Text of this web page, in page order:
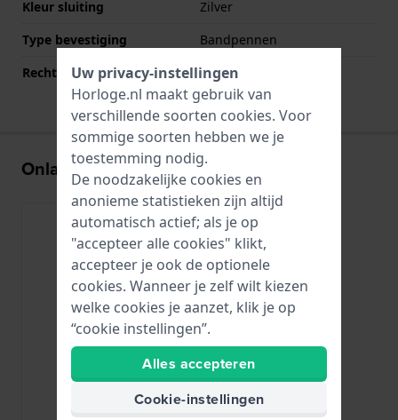
Kleur sluiting
Zilver
Type bevestiging
Bandpennen
Rechte bandaanzet
Ja
Onlangs bekeken
Uw privacy-instellingen
Horloge.nl maakt gebruik van
verschillende soorten cookies. Voor
sommige soorten hebben we je
toestemming nodig.
De noodzakelijke cookies en
anonieme statistieken zijn altijd
automatisch actief; als je op
"accepteer alle cookies" klikt,
accepteer je ook de optionele
cookies. Wanneer je zelf wilt kiezen
welke cookies je aanzet, klik je op
“cookie instellingen”.
Alles accepteren
Cookie-instellingen